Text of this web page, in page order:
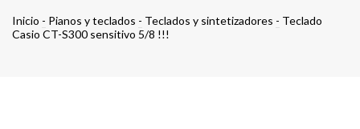
Inicio - Pianos y teclados - Teclados y sintetizadores - Teclado
Casio CT-S300 sensitivo 5/8 !!!